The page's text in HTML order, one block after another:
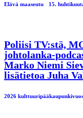
Elävä maaseutu 15.
Poliisi TV:stä,
johtolanka-
Marko Niemi
lisätietoa Juha
2026